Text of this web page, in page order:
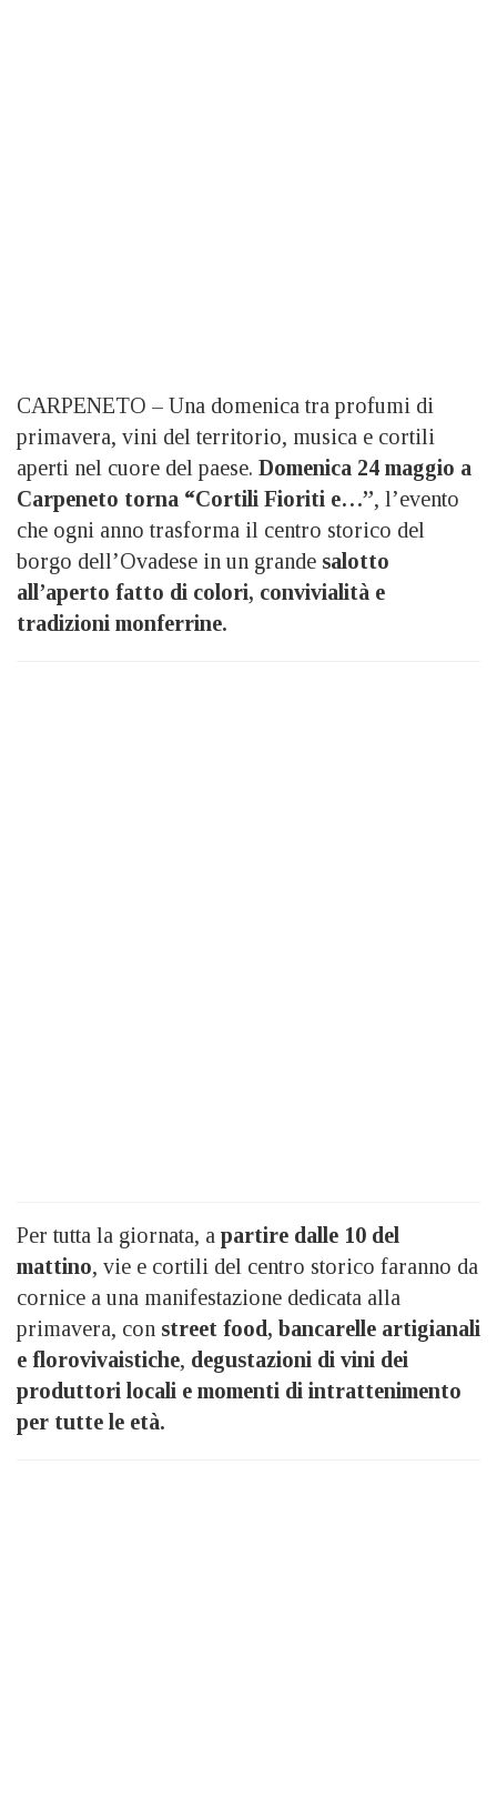
CARPENETO – Una domenica tra profumi di
primavera, vini del territorio, musica e cortili
aperti nel cuore del paese. Domenica 24 maggio a
Carpeneto torna “Cortili Fioriti e…”, l’evento
che ogni anno trasforma il centro storico del
borgo dell’Ovadese in un grande salotto
all’aperto fatto di colori, convivialità e
tradizioni monferrine.
Per tutta la giornata, a partire dalle 10 del
mattino, vie e cortili del centro storico faranno da
cornice a una manifestazione dedicata alla
primavera, con street food, bancarelle artigianali
e florovivaistiche, degustazioni di vini dei
produttori locali e momenti di intrattenimento
per tutte le età.